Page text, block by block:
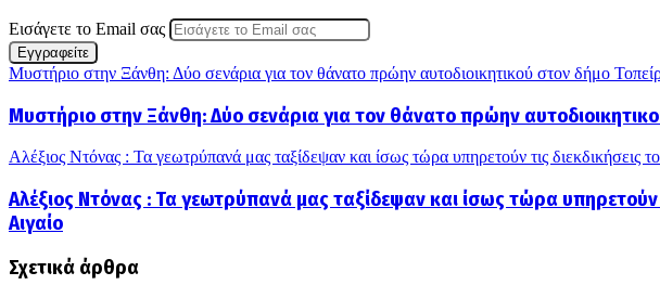
Εισάγετε το Email σας
Μυστήριο στην Ξάνθη: Δύο σενάρια για τον θάνατο πρώην αυτοδιοικητικού στον δήμο
Μυστήριο στην Ξάνθη: Δύο σενάρια για τον θάνατο πρώην
Αλέξιος Ντόνας : Τα γεωτρύπανά μας ταξίδεψαν και ίσως τώρα υπηρετούν τις διεκδικήσεις
Αλέξιος Ντόνας : Τα γεωτρύπανά μας ταξίδεψαν και ίσως τώρα υπηρετούν
Αιγαίο
Σχετικά άρθρα